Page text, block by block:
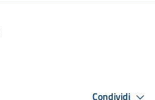
Condividi